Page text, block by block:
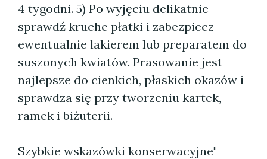
4 tygodni. 5) Po wyjęciu delikatnie
sprawdź kruche płatki i zabezpiecz
ewentualnie lakierem lub preparatem do
suszonych kwiatów. Prasowanie jest
najlepsze do cienkich, płaskich okazów i
sprawdza się przy tworzeniu kartek,
ramek i biżuterii.
Szybkie wskazówki konserwacyjne"